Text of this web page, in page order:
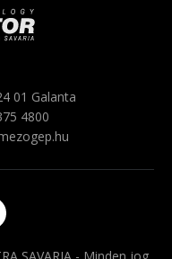
01 Galanta
4800